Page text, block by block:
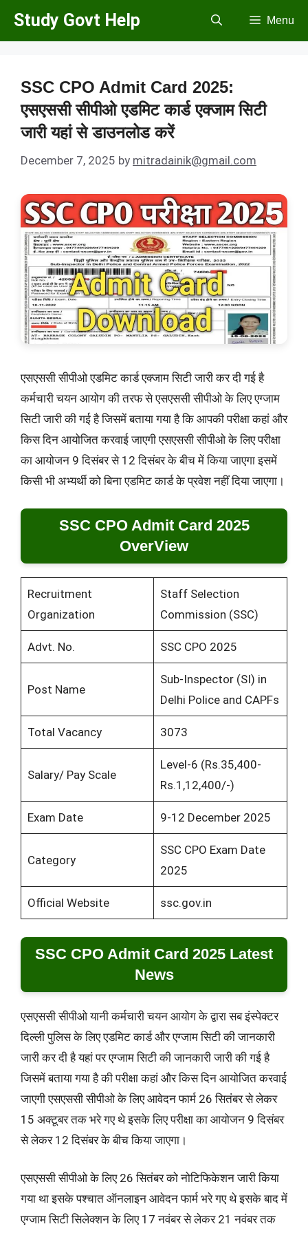
Skip
Study Govt Help Menu
SSC CPO Admit Card 2025:
एसएससी सीपीओ एडमिट कार्ड एक्जाम सिटी
जारी यहां से डाउनलोड करें
December 7, 2025 by mitradainik@gmail.com
एसएससी सीपीओ एडमिट कार्ड एक्जाम सिटी जारी कर दी गई है
कर्मचारी चयन आयोग की तरफ से एसएससी सीपीओ के लिए एग्जाम
सिटी जारी की गई है जिसमें बताया गया है कि आपकी परीक्षा कहां और
किस दिन आयोजित करवाई जाएगी एसएससी सीपीओ के लिए परीक्षा
का आयोजन 9 दिसंबर से 12 दिसंबर के बीच में किया जाएगा इसमें
किसी भी अभ्यर्थी को बिना एडमिट कार्ड के प्रवेश नहीं दिया जाएगा।
SSC CPO Admit Card 2025
OverView
Recruitment
Organization
Staff Selection
Commission (SSC)
Advt. No. SSC CPO 2025
Post Name
Sub-Inspector (SI) in
Delhi Police and CAPFs
Total Vacancy 3073
Salary/ Pay Scale
Level-6 (Rs.35,400-
Rs.1,12,400/-)
Exam Date 9-12 December 2025
Category
SSC CPO Exam Date
2025
Official Website ssc.gov.in
SSC CPO Admit Card 2025 Latest
News
एसएससी सीपीओ यानी कर्मचारी चयन आयोग के द्वारा सब इंस्पेक्टर
दिल्ली पुलिस के लिए एडमिट कार्ड और एग्जाम सिटी की जानकारी
जारी कर दी है यहां पर एग्जाम सिटी की जानकारी जारी की गई है
जिसमें बताया गया है की परीक्षा कहां और किस दिन आयोजित करवाई
जाएगी एसएससी सीपीओ के लिए आवेदन फार्म 26 सितंबर से लेकर
15 अक्टूबर तक भरे गए थे इसके लिए परीक्षा का आयोजन 9 दिसंबर
से लेकर 12 दिसंबर के बीच किया जाएगा।
एसएससी सीपीओ के लिए 26 सितंबर को नोटिफिकेशन जारी किया
गया था इसके पश्चात ऑनलाइन आवेदन फार्म भरे गए थे इसके बाद में
एग्जाम सिटी सिलेक्शन के लिए 17 नवंबर से लेकर 21 नवंबर तक